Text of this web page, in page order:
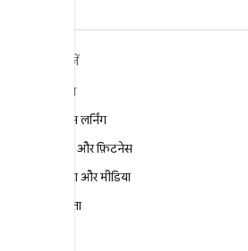
खोजें
गेमिंग
मशीन लर्निंग
सेहत और फ़िटनेस
कैमरा और मीडिया
निजता